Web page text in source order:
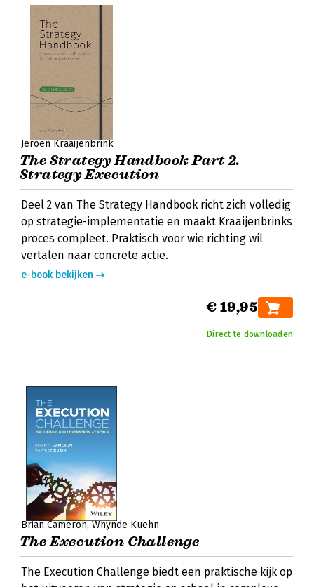
Jeroen Kraaijenbrink
The Strategy Handbook Part 2.
Strategy Execution
Deel 2 van The Strategy Handbook richt zich volledig
op strategie-implementatie en maakt Kraaijenbrinks
proces compleet. Praktisch voor wie richting wil
vertalen naar concrete actie.
e-book bekijken
€ 19,95
Direct te downloaden
Brian Cameron Whynde Kuehn
The Execution Challenge
The Execution Challenge biedt een praktische kijk op